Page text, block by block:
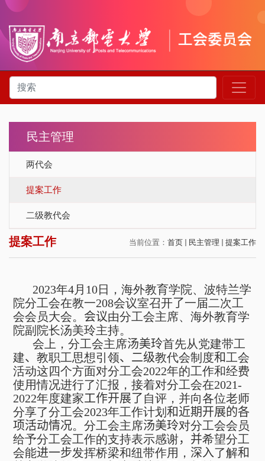
民主管理
两代会
提案工作
二级教代会
当前位置： 首页 民主管理 提案工作
提案工作
2023年4月 10日，海外教育学院、波特兰学
院分工会在教一208会议室召开了一届二次工
会会员大会。 会议由分工会主席、海外教育学
院副院长汤美玲主持。
会上，分工会主席汤美玲首先从党建带工
建、 教职工思想引领、二级教代会制度和工会
活动这四个方面对分工会2022年的工作和经费
使用情况进行了汇报，接着对分工会在2021-
2022年度建家工作开展了自评，并向各位老师
分享了分工会2023年工作计划 和近期开展的各
项活动情况。分工会主席汤美玲对分工会会员
给予分工会工作的支持表示感谢，并希望分工
会能进一步发挥桥梁和纽带作用， 深入了解和